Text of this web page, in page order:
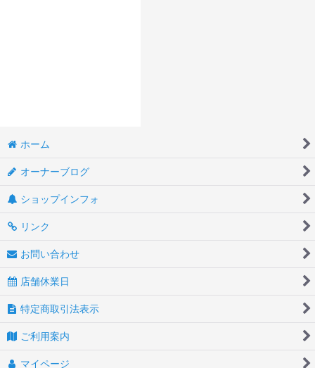
ホーム
オーナーブログ
ショップインフォ
リンク
お問い合わせ
店舗休業日
特定商取引法表示
ご利用案内
マイページ